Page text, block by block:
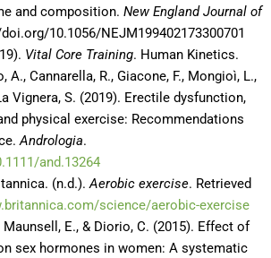
and composition. New England Journal of
10.1056/NEJM199402173300701
Vital Core Training. Human Kinetics.
A., Cannarella, R., Giacone, F., Mongioì, L.,
Vignera, S. (2019). Erectile dysfunction,
physical exercise: Recommendations
Andrologia.
and.13264
(n.d.).Aerobic exercise. Retrieved
science/aerobic-exercise
Maunsell, E., & Diorio, C. (2015). Effect of
sex hormones in women: A systematic